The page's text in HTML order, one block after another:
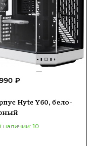
₽
Hyte Y60, бело-
наличии: 10